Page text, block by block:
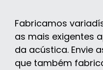
Fabricamos
as mais exigentes
da acústica. Envie
que também